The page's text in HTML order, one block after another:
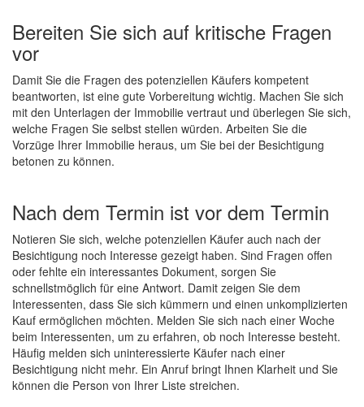
Bereiten Sie sich auf kritische Fragen
vor
Damit Sie die Fragen des potenziellen Käufers kompetent
beantworten, ist eine gute Vorbereitung wichtig. Machen Sie sich
mit den Unterlagen der Immobilie vertraut und überlegen Sie sich,
welche Fragen Sie selbst stellen würden. Arbeiten Sie die
Vorzüge Ihrer Immobilie heraus, um Sie bei der Besichtigung
betonen zu können.
Nach dem Termin ist vor dem Termin
Notieren Sie sich, welche potenziellen Käufer auch nach der
Besichtigung noch Interesse gezeigt haben. Sind Fragen offen
oder fehlte ein interessantes Dokument, sorgen Sie
schnellstmöglich für eine Antwort. Damit zeigen Sie dem
Interessenten, dass Sie sich kümmern und einen unkomplizierten
Kauf ermöglichen möchten. Melden Sie sich nach einer Woche
beim Interessenten, um zu erfahren, ob noch Interesse besteht.
Häufig melden sich uninteressierte Käufer nach einer
Besichtigung nicht mehr. Ein Anruf bringt Ihnen Klarheit und Sie
können die Person von Ihrer Liste streichen.